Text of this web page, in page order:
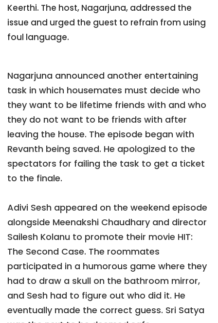
Keerthi. The host, Nagarjuna, addressed the
issue and urged the guest to refrain from using
foul language.
Nagarjuna announced another entertaining
task in which housemates must decide who
they want to be lifetime friends with and who
they do not want to be friends with after
leaving the house. The episode began with
Revanth being saved. He apologized to the
spectators for failing the task to get a ticket
to the finale.
Adivi Sesh appeared on the weekend episode
alongside Meenakshi Chaudhary and director
Sailesh Kolanu to promote their movie HIT:
The Second Case. The roommates
participated in a humorous game where they
had to draw a skull on the bathroom mirror,
and Sesh had to figure out who did it. He
eventually made the correct guess. Sri Satya